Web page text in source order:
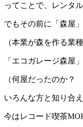
ってことで、レンタ
でもその前に「森屋
（本業が森を作る業
「エコガレージ森屋
（何屋だったのか
いろんな方と知り合え
今はレコード喫茶